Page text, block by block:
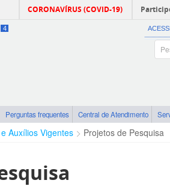
CORONAVÍRUS (COVID-19)
4
Perguntas frequentes Central de Atendimento
Auxílios Vigentes Projetos de Pesquisa